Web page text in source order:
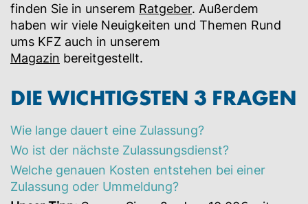
finden Sie in unserem Ratgeber. Außerdem
haben wir viele Neuigkeiten und Themen Rund
ums KFZ auch in unserem
Magazin bereitgestellt.
DIE WICHTIGSTEN 3 FRAGEN
Wie lange dauert eine Zulassung?
Wo ist der nächste Zulassungsdienst?
Welche genauen Kosten entstehen bei einer
Zulassung oder Ummeldung?